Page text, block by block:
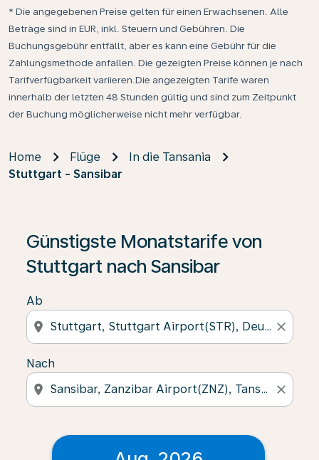
* Die angegebenen Preise gelten für einen Erwachsenen. Alle
Beträge sind in EUR, inkl. Steuern und Gebühren. Die
Buchungsgebühr entfällt, aber es kann eine Gebühr für die
Zahlungsmethode anfallen. Die gezeigten Preise können je nach
Tarifverfügbarkeit variieren.Die angezeigten Tarife waren
innerhalb der letzten 48 Stunden gültig und sind zum Zeitpunkt
der Buchung möglicherweise nicht mehr verfügbar.
Home Flüge
In die Tansania
Stuttgart - Sansibar
Günstigste Monatstarife von
Stuttgart nach Sansibar
Ab
location_on close
Nach
location_on close